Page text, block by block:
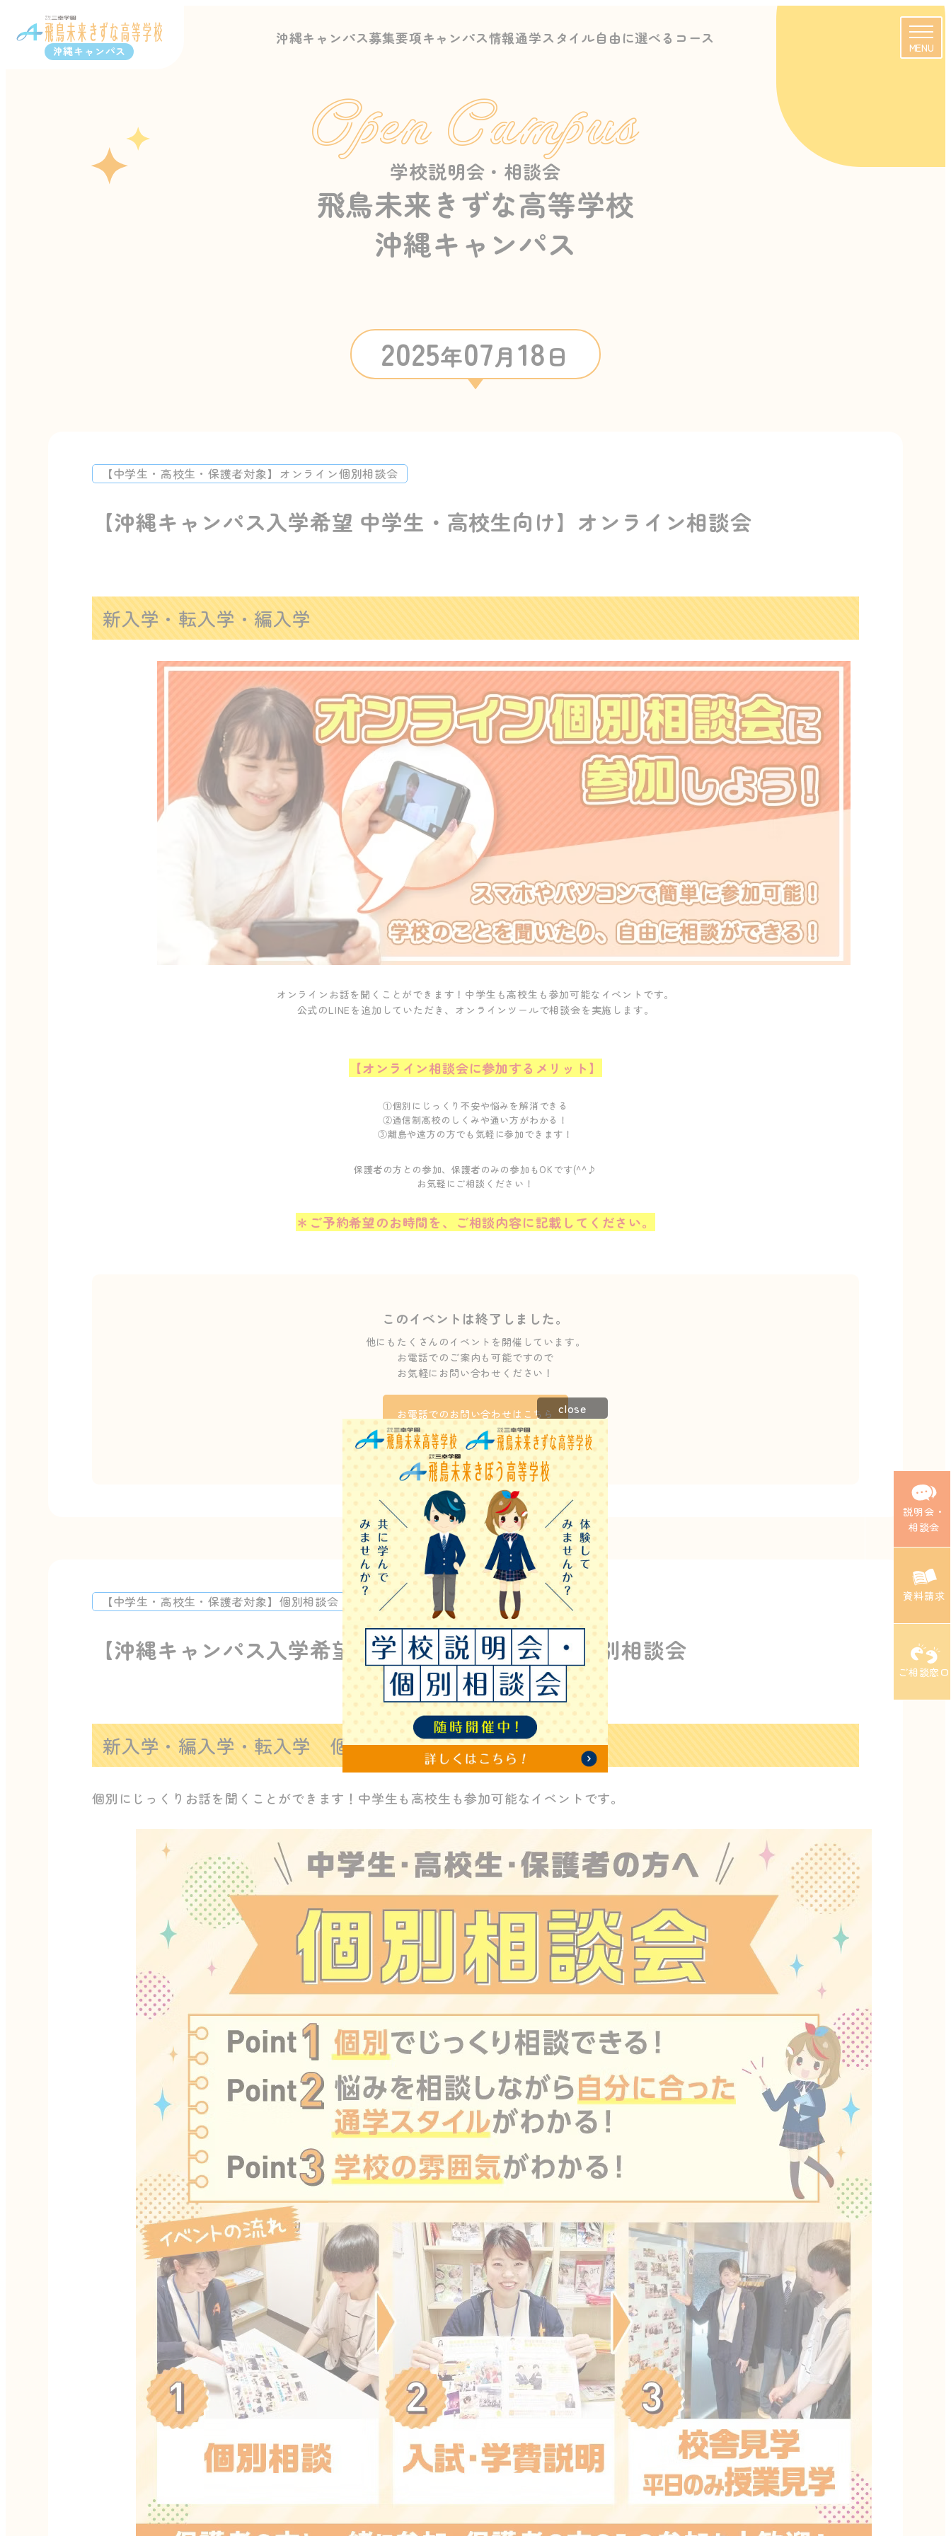
沖縄キャンパス
沖縄キャンパス募集要項キャンパス情報通学スタイル自由に選べるコース
MENU
Open Campus
学校説明会・相談会
飛鳥未来きずな高等学校
沖縄キャンパス
2025年07月18日
【沖縄キャンパス入学希望 中学生・高校生向け】オンライン相談会
【中学生・高校生・保護者対象】オンライン個別相談会
新入学・転入学・編入学
オンラインお話を聞くことができます！中学生も高校生も参加可能なイベントです。
公式のLINEを追加していただき、オンラインツールで相談会を実施します。
【オンライン相談会に参加するメリット】
①個別にじっくり不安や悩みを解消できる
②通信制高校のしくみや通い方がわかる！
③離島や遠方の方でも気軽に参加できます！
保護者の方との参加、保護者のみの参加もOKです(^^♪
お気軽にご相談ください！
＊ご予約希望のお時間を、ご相談内容に記載してください。
このイベントは終了しました。
他にもたくさんのイベントを開催しています。
お電話でのご案内も可能ですので
お気軽にお問い合わせください！
お電話でのお問い合わせはこちら
098-941-3103
【沖縄キャンパス入学希望 中学生・高校生向け】個別相談会
【中学生・高校生・保護者対象】個別相談会
新入学・編入学・転入学 個別相談会
個別にじっくりお話を聞くことができます！中学生も高校生も参加可能なイベントです。
説明会・
相談会
資料請求
ご相談窓口
close